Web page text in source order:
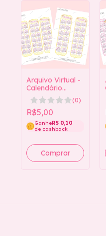
Arquivo Virtual -
Calendário
Marca-Páginas
2026 (Amarelo)
(0)
R$5,00
GanheR$ 0,10
de cashback